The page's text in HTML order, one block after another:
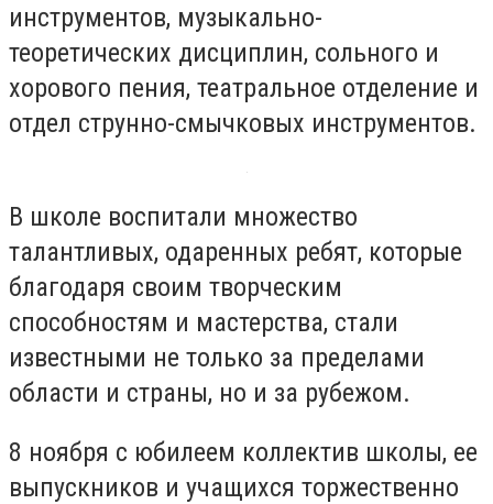
инструментов, музыкально-
теоретических дисциплин, сольного и
хорового пения, театральное отделение и
отдел струнно-смычковых инструментов.
В школе воспитали множество
талантливых, одаренных ребят, которые
благодаря своим творческим
способностям и мастерства, стали
известными не только за пределами
области и страны, но и за рубежом.
8 ноября с юбилеем коллектив школы, ее
выпускников и учащихся торжественно